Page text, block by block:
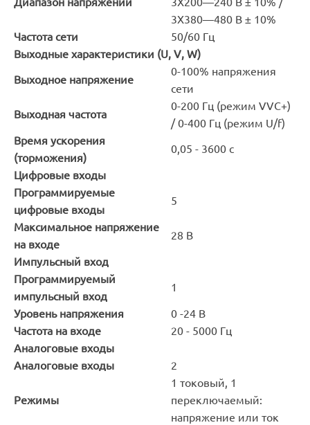
3Х380—480 В ± 10%
Частота сети
50/60 Гц
Выходные характеристики (U, V, W)
Выходное напряжение
0-100% напряжения
сети
Выходная частота
0-200 Гц (режим VVC+)
/ 0-400 Гц (режим U/f)
Время ускорения
(торможения)
0,05 - 3600 с
Цифровые входы
Программируемые
цифровые входы
5
Максимальное напряжение
на входе
28 В
Импульсный вход
Программируемый
импульсный вход
1
Уровень напряжения
0 -24 В
Частота на входе
20 - 5000 Гц
Аналоговые входы
Аналоговые входы
2
Режимы
1 токовый, 1
переключаемый:
напряжение или ток